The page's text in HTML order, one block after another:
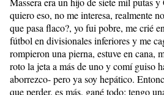
quiero eso, no me interesa, realmente
que pasa flaco?, yo fui pobre, me crié
fútbol en divisionales inferiores y me
rompieron una pierna, estuve en cana,
roto la jeta a más de uno y comí guiso
aborrezco- pero ya soy hepático.
que perder, es más, gané todo; tengo